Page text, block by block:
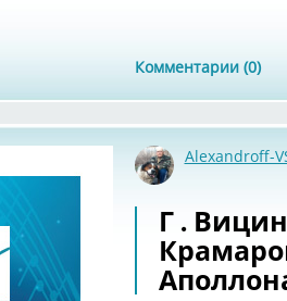
Комментарии (0)
Alexandroff-
Г .